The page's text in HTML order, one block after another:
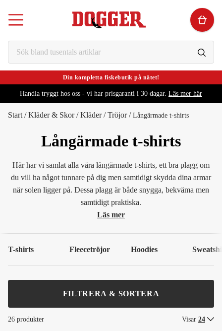
Din kompletta fiskebutik på nätet!
Handla tryggt hos oss - vi har prisgaranti i 30 dagar. Läs mer här
Start /Kläder & Skor/Kläder/Tröjor/ Långärmade t-shirts
Långärmade t-shirts
Här har vi samlat alla våra långärmade t-shirts, ett bra plagg om
du vill ha något tunnare på dig men samtidigt skydda dina armar
när solen ligger på. Dessa plagg är både snygga, bekväma men
samtidigt praktiska.
Läs mer
T-shirts Fleecetröjor Hoodies
FILTRERA & SORTERA
26 produkter Visar 24